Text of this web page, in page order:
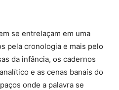
se entrelaçam em uma
pela cronologia e mais pelo
da infância, os cadernos
e as cenas banais do
onde a palavra se